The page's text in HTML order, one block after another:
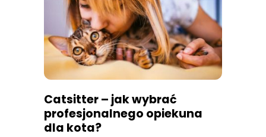
Catsitter – jak wybrać
profesjonalnego opiekuna
dla kota?